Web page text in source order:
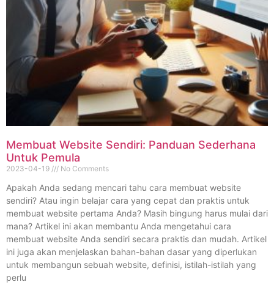
Membuat Website Sendiri: Panduan Sederhana
Untuk Pemula
2023-04-19 No Comments
Apakah Anda sedang mencari tahu cara membuat website
sendiri? Atau ingin belajar cara yang cepat dan praktis untuk
membuat website pertama Anda? Masih bingung harus mulai dari
mana? Artikel ini akan membantu Anda mengetahui cara
membuat website Anda sendiri secara praktis dan mudah. Artikel
ini juga akan menjelaskan bahan-bahan dasar yang diperlukan
untuk membangun sebuah website, definisi, istilah-istilah yang
perlu